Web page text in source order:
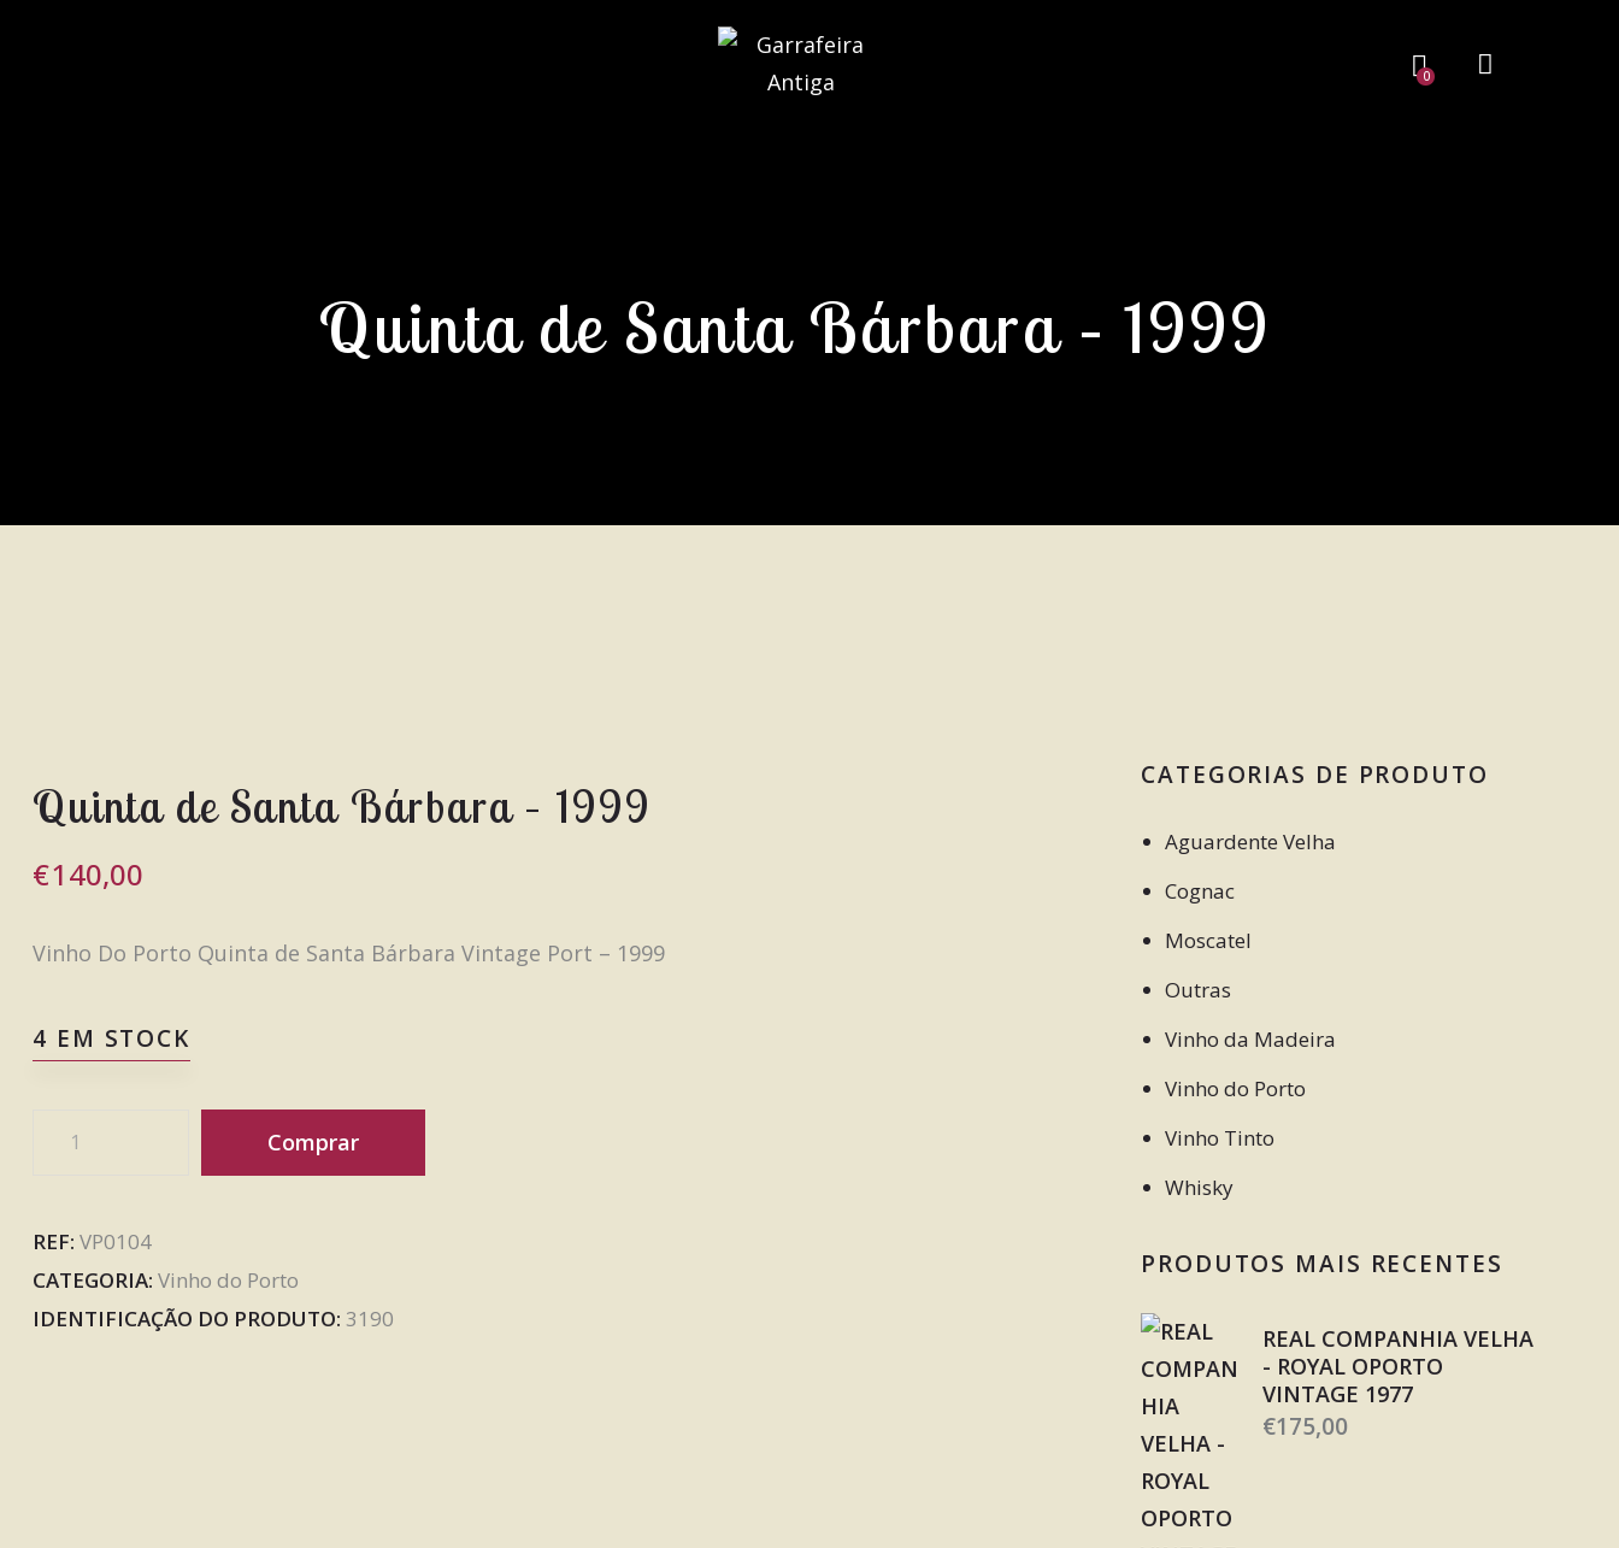
0
Quinta de Santa Bárbara – 1999
Quinta de Santa Bárbara – 1999
€140,00
Vinho Do Porto Quinta de Santa Bárbara Vintage Port – 1999
4 EM STOCK
Comprar
REF: VP0104
CATEGORIA: Vinho do Porto
IDENTIFICAÇÃO DO PRODUTO: 3190
CATEGORIAS DE PRODUTO
Aguardente Velha
Cognac
Moscatel
Outras
Vinho da Madeira
Vinho do Porto
Vinho Tinto
Whisky
PRODUTOS MAIS RECENTES
REAL COMPANHIA VELHA
- ROYAL OPORTO
VINTAGE 1977
€175,00